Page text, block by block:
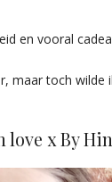
en vooral
maar toch
love x By